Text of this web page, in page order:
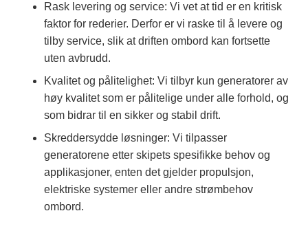
Rask levering og service: Vi vet at tid er en kritisk
faktor for rederier. Derfor er vi raske til å levere og
tilby service, slik at driften ombord kan fortsette
uten avbrudd.
Kvalitet og pålitelighet: Vi tilbyr kun generatorer av
høy kvalitet som er pålitelige under alle forhold, og
som bidrar til en sikker og stabil drift.
Skreddersydde løsninger: Vi tilpasser
generatorene etter skipets spesifikke behov og
applikasjoner, enten det gjelder propulsjon,
elektriske systemer eller andre strømbehov
ombord.